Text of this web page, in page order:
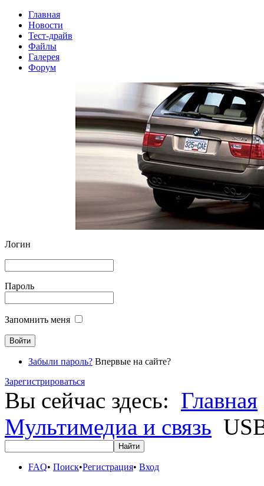
Главная
Новости
Тест-драйв
Файлы
Галерея
Форум
Логин
Пароль
Запомнить меня
Забыли пароль? Впервые на сайте?
Зарегистрироваться
Вы сейчас здесь: Главная
Мультимедиа и связь
FAQ• Поиск•Регистрация• Вход